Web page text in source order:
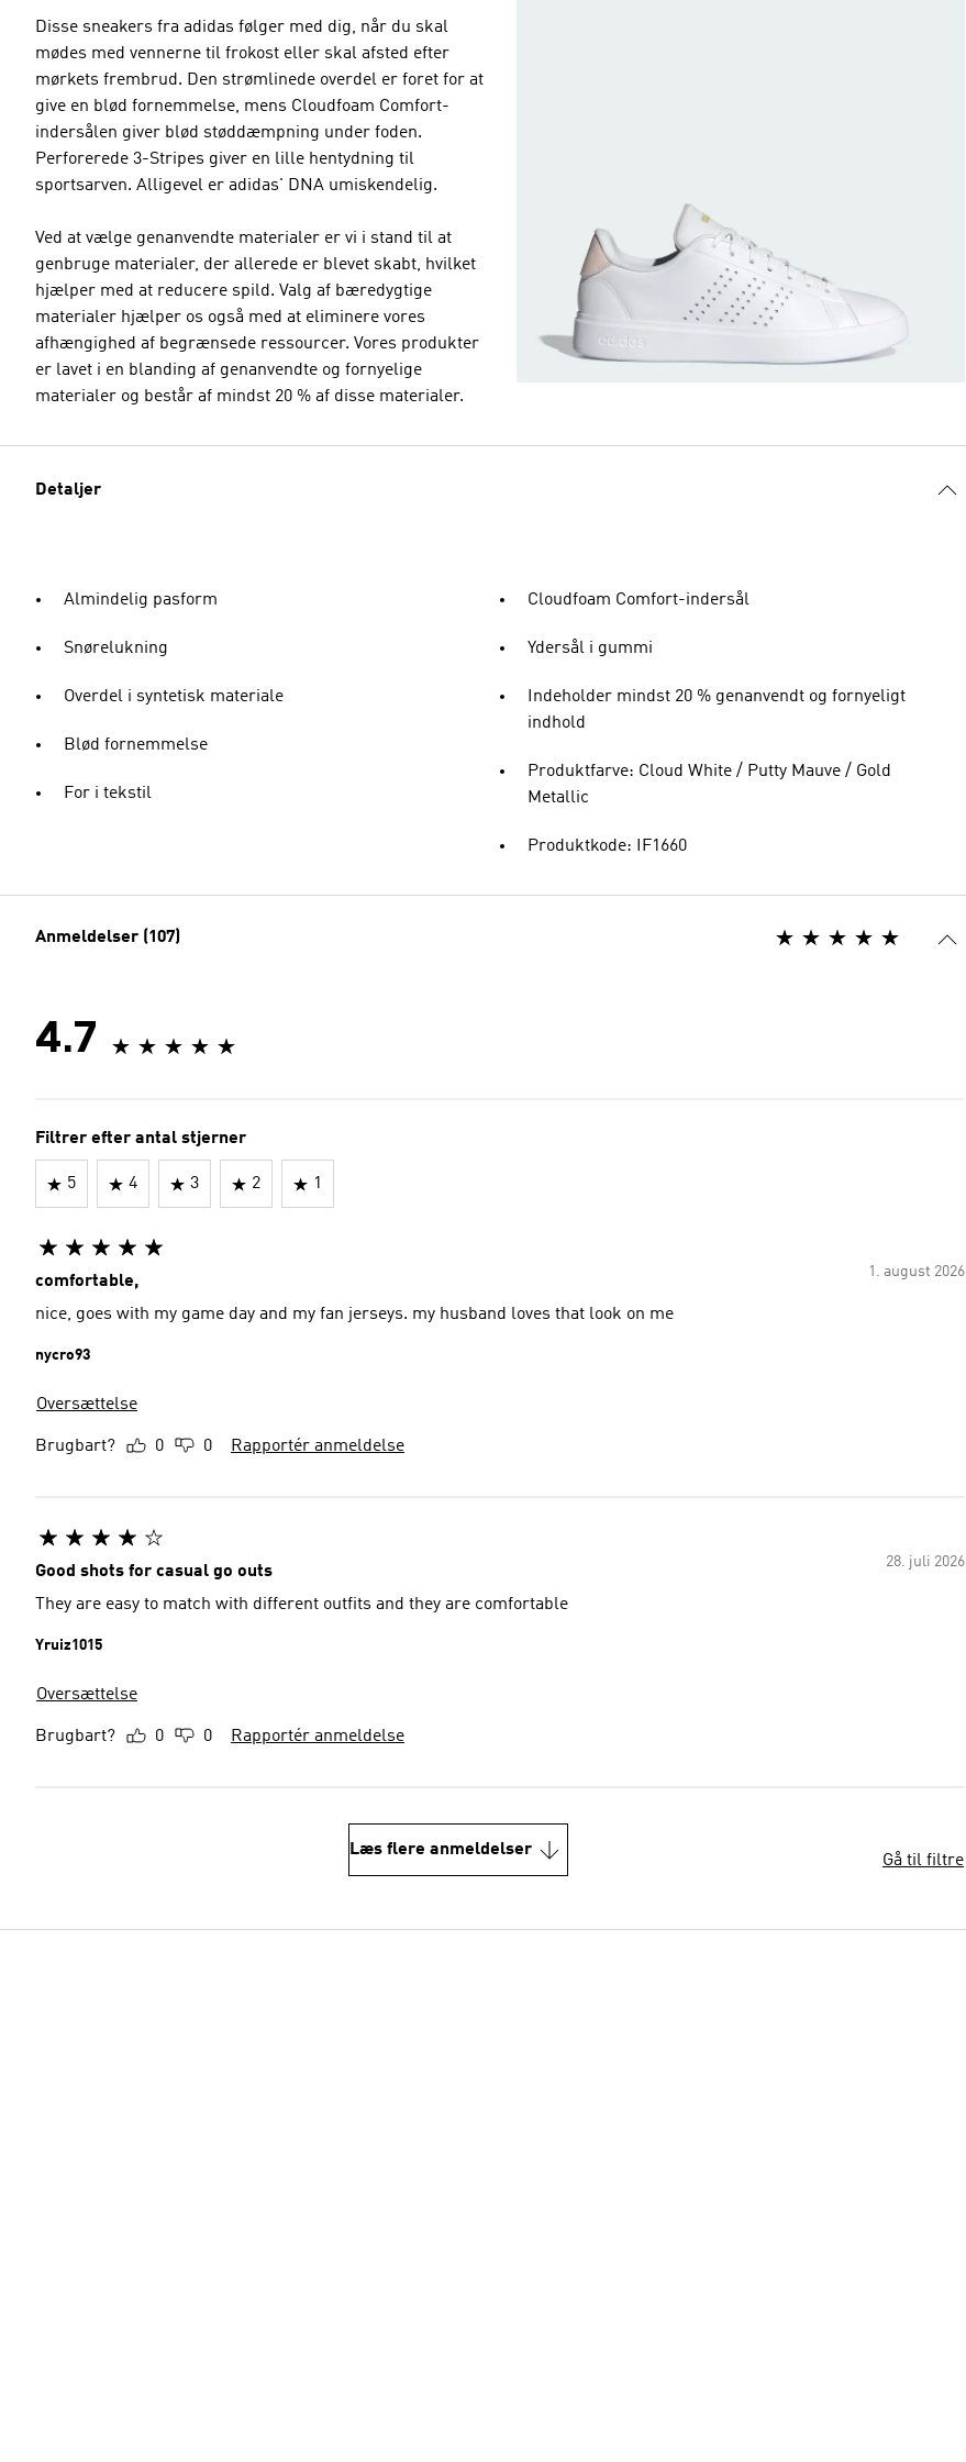
Disse sneakers fra adidas følger med dig, når du skal
mødes med vennerne til frokost eller skal afsted efter
mørkets frembrud. Den strømlinede overdel er foret for at
give en blød fornemmelse, mens Cloudfoam Comfort-
indersålen giver blød støddæmpning under foden.
Perforerede 3-Stripes giver en lille hentydning til
sportsarven. Alligevel er adidas' DNA umiskendelig.
Ved at vælge genanvendte materialer er vi i stand til at
genbruge materialer, der allerede er blevet skabt, hvilket
hjælper med at reducere spild. Valg af bæredygtige
materialer hjælper os også med at eliminere vores
afhængighed af begrænsede ressourcer. Vores produkter
er lavet i en blanding af genanvendte og fornyelige
materialer og består af mindst 20 % af disse materialer.
Detaljer
Almindelig pasform
Snørelukning
Overdel i syntetisk materiale
Blød fornemmelse
For i tekstil
Cloudfoam Comfort-indersål
Ydersål i gummi
Indeholder mindst 20 % genanvendt og fornyeligt
indhold
Produktfarve: Cloud White / Putty Mauve / Gold
Metallic
Produktkode: IF1660
Anmeldelser (107)
4.7
Filtrer efter antal stjerner
5 4 3 2 1
1. august 2026
comfortable,
nice, goes with my game day and my fan jerseys. my husband loves that look on me
nycro93
Oversættelse
Brugbart? 0 0 Rapportér anmeldelse
28. juli 2026
Good shots for casual go outs
They are easy to match with different outfits and they are comfortable
Yruiz1015
Oversættelse
Brugbart? 0 0 Rapportér anmeldelse
Læs flere anmeldelser
Gå til filtre